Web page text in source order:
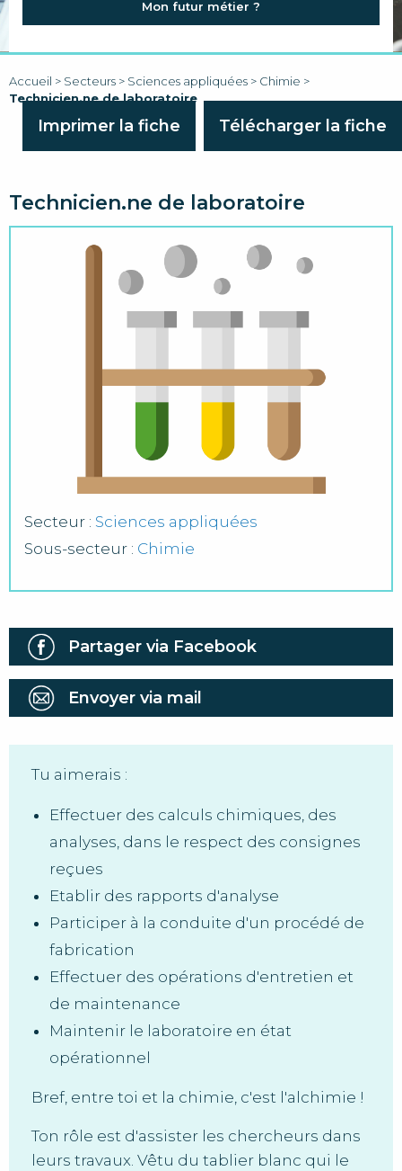
LIENS
Mon futur métier ?
Accueil > Secteurs > Sciences appliquées > Chimie >
Technicien.ne de laboratoire
Technicien.ne de laboratoire
Secteur : Sciences appliquées
Sous-secteur : Chimie
Partager via Facebook
Envoyer via mail
Imprimer la fiche Télécharger la fiche
Tu aimerais :
Effectuer des calculs chimiques, des
analyses, dans le respect des consignes
reçues
Etablir des rapports d'analyse
Participer à la conduite d'un procédé de
fabrication
Effectuer des opérations d'entretien et
de maintenance
Maintenir le laboratoire en état
opérationnel
Bref, entre toi et la chimie, c'est l'alchimie !
Ton rôle est d'assister les chercheurs dans
leurs travaux. Vêtu du tablier blanc qui le